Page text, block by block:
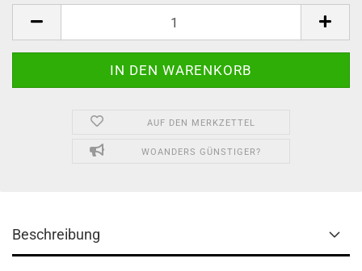
AUF DEN MERKZETTEL
WOANDERS GÜNSTIGER?
Beschreibung